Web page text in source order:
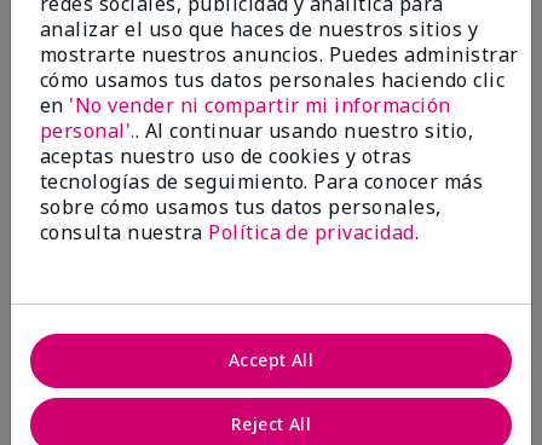
1 estrella
0
Evaluado por 2 clientes
MK completion sponge
analizar el uso que haces de nuestros sitios y
mostrarte nuestros anuncios. Puedes administrar
cómo usamos tus datos personales haciendo clic
en 'No vender ni compartir mi información
personal'.. Al continuar usando nuestro sitio,
aceptas nuestro uso de cookies y otras
tecnologías de seguimiento. Para conocer más
sobre cómo usamos tus datos personales,
consulta nuestra Política de privacidad.
Reject All
Accept All